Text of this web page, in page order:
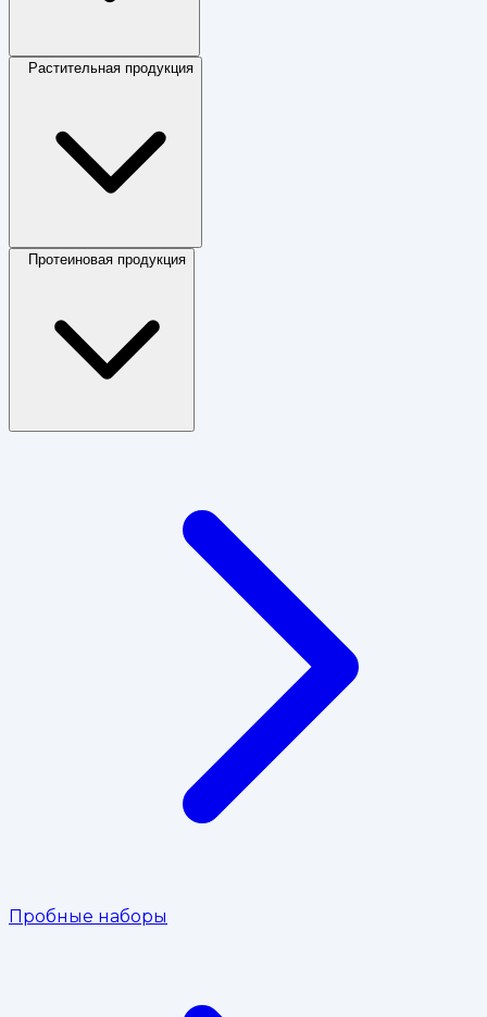
Растительная продукция
Протеиновая продукция
Пробные наборы